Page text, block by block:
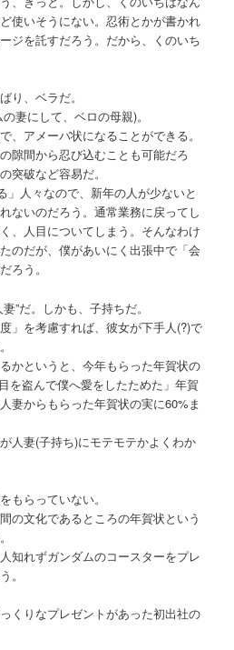
使いそうにない。忍術とかが書かれ
ジを託すだろう。だから、くのいち
り、ベラだ。
妻にして、ベロの母親)。
、アメーバ状になることができる。
隙間から忍び込むことも可能だろ
突破など容易だ。
人々なので、新年の人が少ないと
ないのだろう。通常業務に戻ってし
、人目についてしまう。そんなわけ
のだが、僕があいにく出張中で「会
ろう。
”だ。しかも、子持ちだ。
」を考慮すれば、彼女が下手人(?)で
かというと、今年もらった年賀状の
を盗んで僕へ愛をしたためた」年賀
妻からもらった年賀状の実に60%ま
人妻(子持ち)にモテモテかよくわか
もらっていない。
の文化であるところの年賀状という
知れずガンダムのコースターをプレ
。
くりなプレゼントがあった初出社の